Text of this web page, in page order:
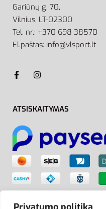
Gariūnų g. 70,
Vilnius, LT-02300
Tel. nr.: +370 698 38570
El.paštas: info@vlsport.lt
ATSISKAITYMAS